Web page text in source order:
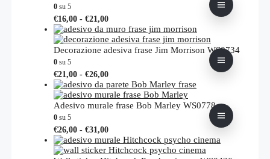
nella
pagina
del
prodotto
0 su 5
€16,00 - €21,00Fascia
di
prezzo:
da
€21,00
Questo
prodotto
ha
più
opzioni
possono
essere
scelte
pagina
del
prodotto
Decorazione adesiva frase Jim Morrison WS0734
0 su 5
€21,00 - €26,00Fascia
di
prezzo:
da
€26,00
Questo
prodotto
ha
più
opzioni
possono
essere
Adesivo murale frase Bob Marley WS0778
0 su 5
€26,00 - €31,00Fascia
di
prezzo:
Questo
prodotto
ha